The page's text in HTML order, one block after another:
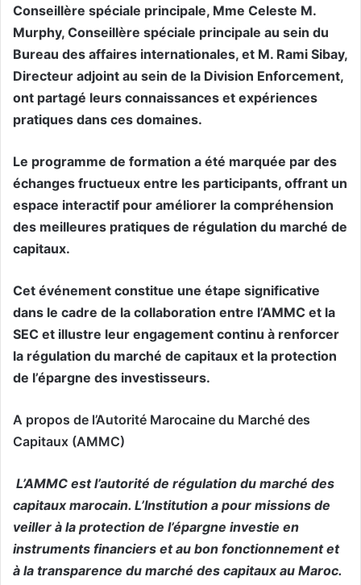
Conseillère spéciale principale, Mme Celeste M.
Murphy, Conseillère spéciale principale au sein du
Bureau des affaires internationales, et M. Rami Sibay,
Directeur adjoint au sein de la Division Enforcement,
ont partagé leurs connaissances et expériences
pratiques dans ces domaines.
Le programme de formation a été marquée par des
échanges fructueux entre les participants, offrant un
espace interactif pour améliorer la compréhension
des meilleures pratiques de régulation du marché de
capitaux.
Cet événement constitue une étape significative
dans le cadre de la collaboration entre l’AMMC et la
SEC et illustre leur engagement continu à renforcer
la régulation du marché de capitaux et la protection
de l’épargne des investisseurs.
A propos de l’Autorité Marocaine du Marché des
Capitaux (AMMC)
L’AMMC est l’autorité de régulation du marché des
capitaux marocain. L’Institution a pour missions de
veiller à la protection de l’épargne investie en
instruments financiers et au bon fonctionnement et
à la transparence du marché des capitaux au Maroc.